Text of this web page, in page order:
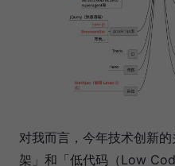
对我而言，今年技术创新
架」和「低代码（Low